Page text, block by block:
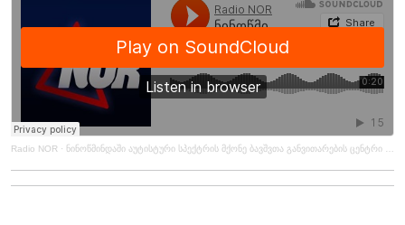
Radio NOR · ნინოწმინდაში აუტისტური სპექტრის მქონე ბავშვთა განვითარების ცენტრი იხსნება